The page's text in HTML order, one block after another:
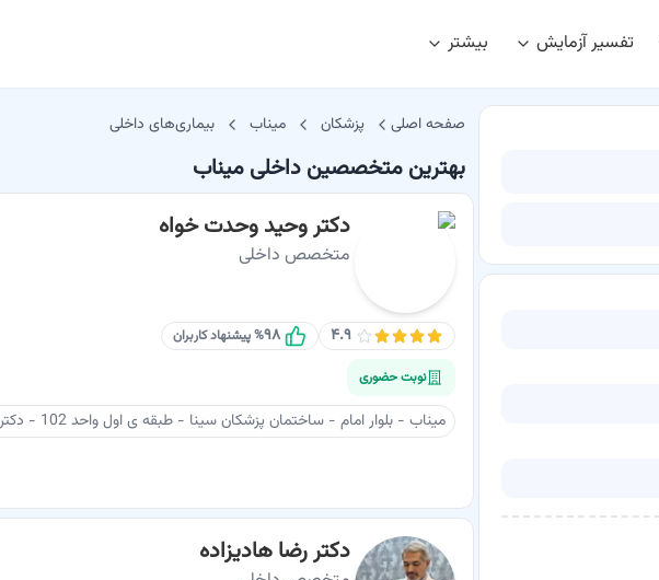
تفسیر آزمایش بیشتر
صفحه اصلی پزشکان میناب بیماری‌های داخلی
بهترین متخصصین داخلی میناب
دکتر وحید وحدت خواه
متخصص داخلی
۴.۹ ۹۸% پیشنهاد کاربران
نوبت حضوری
میناب - بلوار امام - ساختمان پزشکان سینا - طبقه ی اول واحد 102 - دکتر وحدت خواه
دکتر رضا هادیزاده